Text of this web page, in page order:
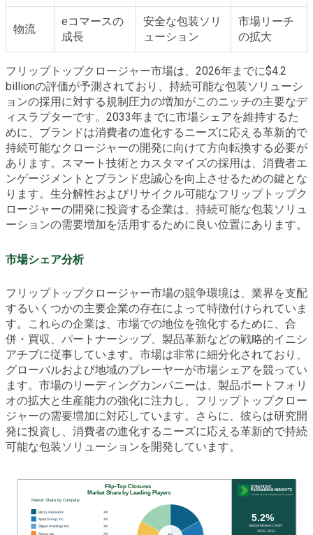
物流
eコマースの
成長
安全な包装ソリ
ューション
市場リーチ
の拡大
フリップトップクロージャー市場は、2026年までに$4.2
billionの評価が予測されており、持続可能な包装ソリューシ
ョンの採用に対する規制圧力の増加がこのニッチの主要なデ
ィスラプターです。2033年までに市場シェアを維持するた
めに、ブランドは消費者の進化するニーズに応える革新的で
持続可能なクロージャーの開発に向けて方向転換する必要が
あります。スマート技術とカスタマイズの採用は、消費者エ
ンゲージメントとブランド忠誠心を向上させるための鍵とな
ります。生分解性およびリサイクル可能なフリップトップク
ロージャーの開発に投資する企業は、持続可能な包装ソリュ
ーションの需要増加を活用するために良い位置にあります。
市場シェア分析
フリップトップクロージャー市場の競争環境は、業界を支配
するいくつかの主要企業の存在によって特徴付けられていま
す。これらの企業は、市場での地位を強化するために、合
併・買収、パートナーシップ、製品革新などの戦略的イニシ
アチブに従事しています。市場は非常に細分化されており、
グローバルおよび地域のプレーヤーが市場シェアを競ってい
ます。市場のリーディングカンパニーは、製品ポートフォリ
オの拡大と生産能力の強化に注力し、フリップトップクロー
ジャーの需要増加に対応しています。さらに、彼らは研究開
発に投資し、消費者の進化するニーズに応える革新的で持続
可能な包装ソリューションを開発しています。